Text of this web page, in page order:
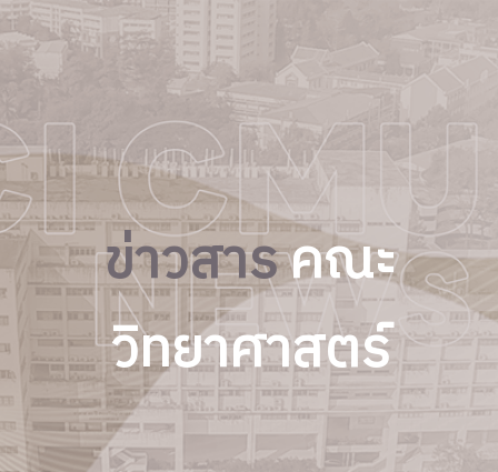
ข่าวสารคณะ
วิทยาศาสตร์